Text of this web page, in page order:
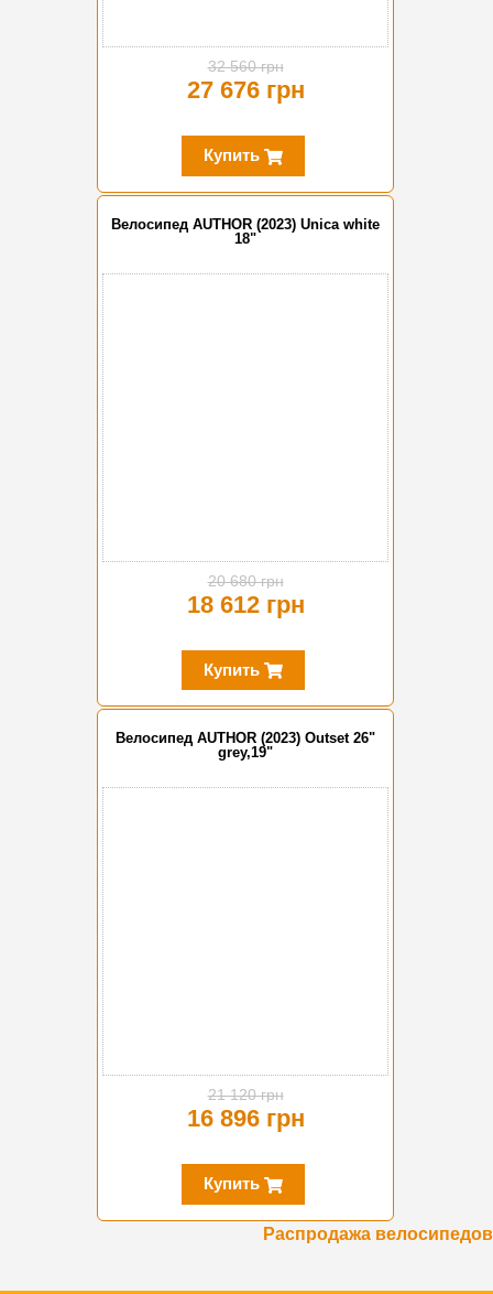
32 560 грн
27 676 грн
Купить
Велосипед AUTHOR (2023) Unica white
18"
20 680 грн
18 612 грн
Купить
Велосипед AUTHOR (2023) Outset 26"
grey,19"
21 120 грн
16 896 грн
Купить
Распродажа велосипедов